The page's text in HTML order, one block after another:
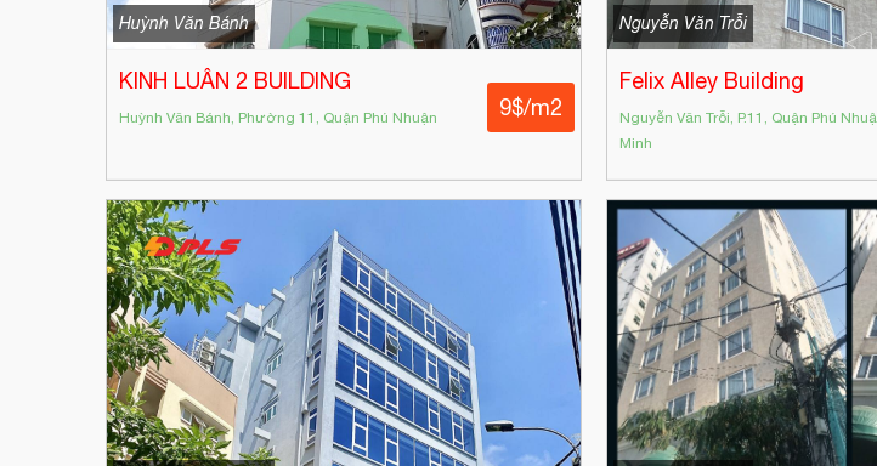
Huỳnh Văn Bánh
KINH LUÂN 2 BUILDING
Huỳnh Văn Bánh, Phường 11, Quận Phú Nhuận 9$/m2
Nguyễn Văn Trỗi
Felix Alley Building
Nguyễn Văn Trỗi, P.11, Quận Phú
Minh